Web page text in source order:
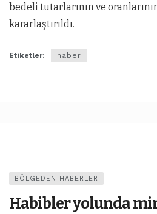
bedeli tutarlarının ve
kararlaştırıldı.
Etiketler: haber
BÖLGEDEN HABERLER
Habibler yolunda